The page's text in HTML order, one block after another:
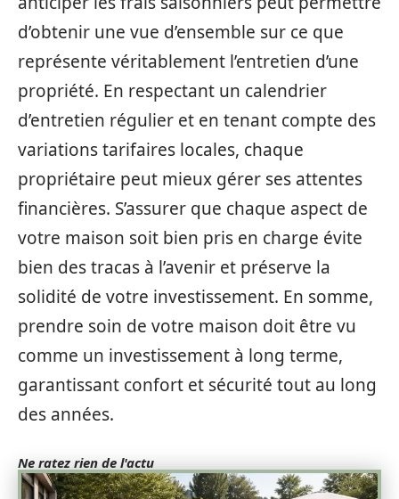
d’obtenir une vue d’ensemble sur ce que
représente véritablement l’entretien d’une
propriété. En respectant un calendrier
d’entretien régulier et en tenant compte des
variations tarifaires locales, chaque
propriétaire peut mieux gérer ses attentes
financières. S’assurer que chaque aspect de
votre maison soit bien pris en charge évite
bien des tracas à l’avenir et préserve la
solidité de votre investissement. En somme,
prendre soin de votre maison doit être vu
comme un investissement à long terme,
garantissant confort et sécurité tout au long
des années.
Ne ratez rien de l'actu